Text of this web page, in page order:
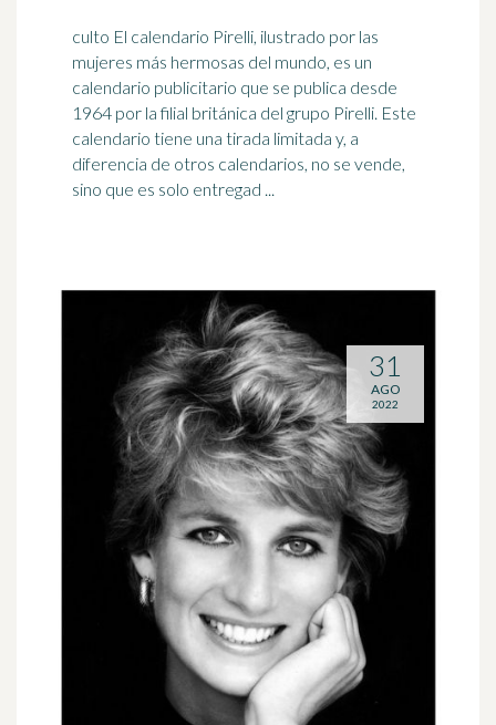
culto El calendario Pirelli, ilustrado por las
mujeres más hermosas del mundo, es un
calendario publicitario que se publica desde
1964 por la filial británica del grupo Pirelli. Este
calendario tiene una tirada limitada y, a
diferencia de otros calendarios, no se vende,
sino que es solo entregad ...
31
AGO
2022